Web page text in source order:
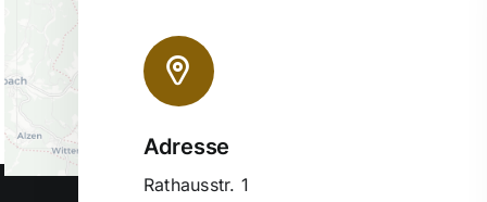
Adresse
Rathausstr. 1